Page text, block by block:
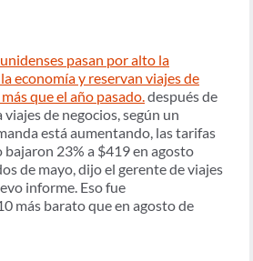
pasan por alto la
economía y reservan viajes de
que el año pasado.después de
de negocios, según un
está aumentando, las tarifas
23% a $419 en agosto
de mayo, dijo el gerente de viajes
informe. Eso fue
más barato que en agosto de